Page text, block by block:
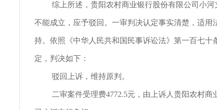
综上所述，贵阳农村商业银行股份有限公司小
不能成立，应予驳回。一审判决认定事实清楚，适用
持。依照《中华人民共和国民事诉讼法》第一百七十
定，判决如下：
驳回上诉，维持原判。
二审案件受理费4772.5元，由上诉人贵阳农村商